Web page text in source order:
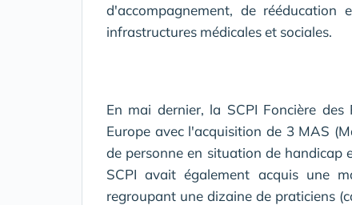
d'accompagnement, de
infrastructures médicales et sociales.
En mai dernier, la SCPI Foncière
Europe avec l'acquisition de 3 MAS
de personne en situation de handicap
SCPI avait également acquis une
regroupant une dizaine de praticiens